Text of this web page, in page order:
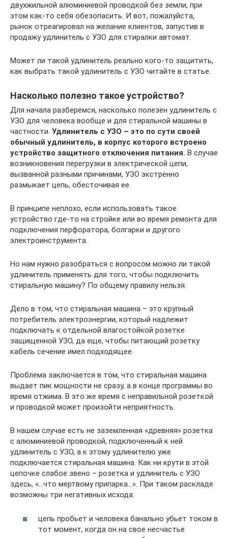
двухжильной алюминиевой проводкой без земли, при
этом как-то себя обезопасить. И вот, пожалуйста,
рынок отреагировал на желание клиентов, запустив в
продажу удлинитель с УЗО для стиралки автомат.
Может ли такой удлинитель реально кого-то защитить,
как выбрать такой удлинитель с УЗО читайте в статье.
Насколько полезно такое устройство?
Для начала разберемся, насколько полезен удлинитель с
УЗО для человека вообще и для стиральной машины в
частности. Удлинитель с УЗО – это по сути своей
обычный удлинитель, в корпус которого встроено
устройство защитного отключения питания. В случае
возникновения перегрузки в электрической цепи,
вызванной разными причинами, УЗО экстренно
размыкает цепь, обесточивая ее.
В принципе неплохо, если использовать такое
устройство где-то на стройке или во время ремонта для
подключения перфоратора, болгарки и другого
электроинструмента.
Но нам нужно разобраться с вопросом можно ли такой
удлинитель применять для того, чтобы подключить
стиральную машину? По общему правилу нельзя.
Дело в том, что стиральная машина – это крупный
потребитель электроэнергии, который надлежит
подключать к отдельной влагостойкой розетке
защищенной УЗО, да еще, чтобы питающий розетку
кабель сечение имел подходящее.
Проблема заключается в том, что стиральная машина
выдает пик мощности не сразу, а в конце программы во
время отжима. В это же время с неправильной розеткой
и проводкой может произойти неприятность.
В нашем случае есть не заземленная «древняя» розетка
с алюминиевой проводкой, подключенный к ней
удлинитель с УЗО, а к этому удлинителю уже
подключается стиральная машина. Как ни крути в этой
цепочке слабое звено – розетка и удлинитель с УЗО
здесь, «…что мертвому припарка…». При таком раскладе
возможны три негативных исхода:
цепь пробьет и человека банально убьет током в
тот момент, когда он на свое несчастье